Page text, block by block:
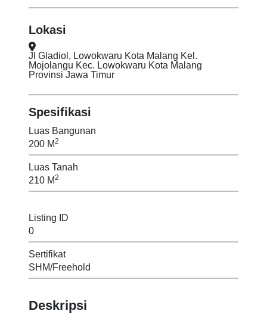
Lokasi
Jl Gladiol, Lowokwaru Kota Malang Kel.
Mojolangu Kec. Lowokwaru Kota Malang
Provinsi Jawa Timur
Spesifikasi
Luas Bangunan
200 M2
Luas Tanah
210 M2
Listing ID
0
Sertifikat
SHM/Freehold
Deskripsi